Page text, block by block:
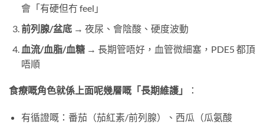
會「有硬但冇 feel」
前列腺/盆底​ → 夜尿、會陰酸、硬度波動
血流/血脂/血糖​ → 長期管唔好，血管微細塞，PDE5 都頂
唔順
食療嘅角色就係上面呢幾層嘅「長期維護」 ：
有循證嘅：番茄（茄紅素/前列腺）、西瓜（瓜氨酸